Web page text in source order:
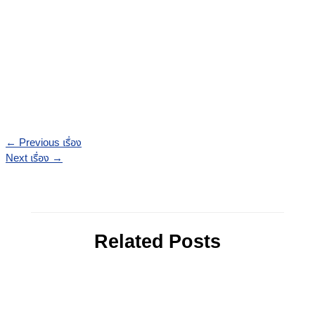
←Previous เรื่อง
Next เรื่อง→
Related Posts